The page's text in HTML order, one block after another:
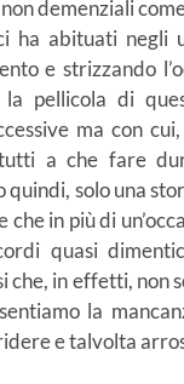
demenziali
ha abituati negli
e strizzando
la pellicola di
ma con
a che fare
quindi, solo una
che in più di
quasi
che, in effetti, non
la
e talvolta